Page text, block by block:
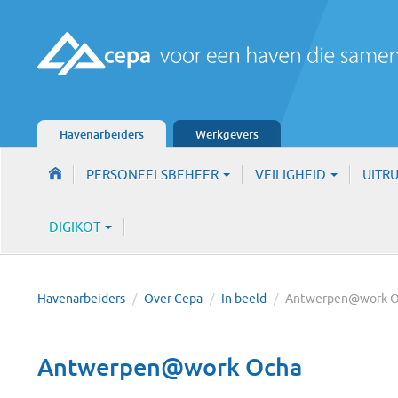
Havenarbeiders Werkgevers
PERSONEELSBEHEER VEILIGHEID
DIGIKOT
Havenarbeiders / Over Cepa / In beeld / Antwerpen@work
Antwerpen@work Ocha